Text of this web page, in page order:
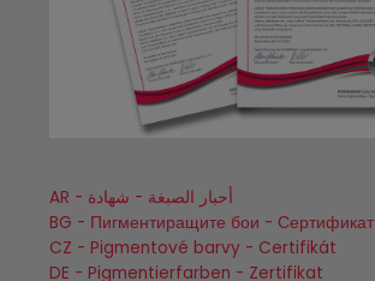
AR - أحبار الصبغة - شهادة
BG - Пигментиращите бои - Сертификат
CZ - Pigmentové barvy - Certifikát
DE - Pigmentierfarben - Zertifikat